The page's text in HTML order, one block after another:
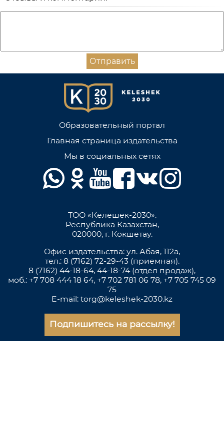
Отправить
Образовательный портал
Главная страница издательства
Мы в социальных сетях
ТОО «Келешек-2030».
Республика Казахстан,
020000, г. Кокшетау.
Офис издательства: ул. Абая, 112а,
тел.: 8 (7162) 72-29-43 (приемная).
8 (7162) 44-18-64, 44-18-74 (отдел продаж),
моб.: +7 708 444 18 64, +7 702 781 06 78, +7 705 745 09
75
E-mail: torg@keleshek-2030.kz
Подпишитесь на рассылку!